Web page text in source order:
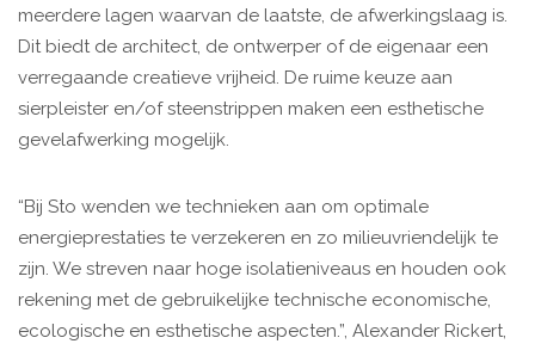
meerdere lagen waarvan de laatste, de afwerkingslaag is.
Dit biedt de architect, de ontwerper of de eigenaar een
verregaande creatieve vrijheid. De ruime keuze aan
sierpleister en/of steenstrippen maken een esthetische
gevelafwerking mogelijk.
“Bij Sto wenden we technieken aan om optimale
energieprestaties te verzekeren en zo milieuvriendelijk te
zijn. We streven naar hoge isolatieniveaus en houden ook
rekening met de gebruikelijke technische economische,
ecologische en esthetische aspecten.”, Alexander Rickert,